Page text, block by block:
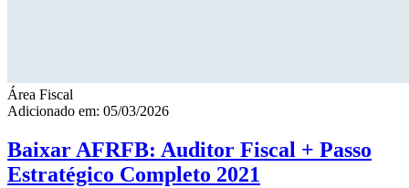
Área Fiscal
Adicionado em: 05/03/2026
Baixar AFRFB: Auditor Fiscal + Passo
Estratégico Completo 2021